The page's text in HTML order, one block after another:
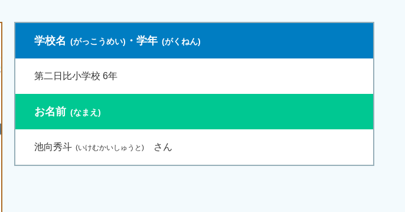
学校名 ・ 学年
第二日比小学校 6年
お名前
池向秀斗 さん